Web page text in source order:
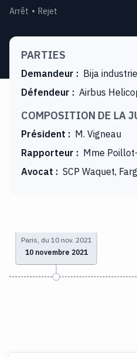
Arrêt Rejet
PARTIES
Demandeur : Bija
Défendeur : Airbus
COMPOSITION DE LA
Président : M. Vigneau
Rapporteur : Mme
Avocat : SCP Waquet,
Paris, du 10 nov. 2021
10 novembre 2021